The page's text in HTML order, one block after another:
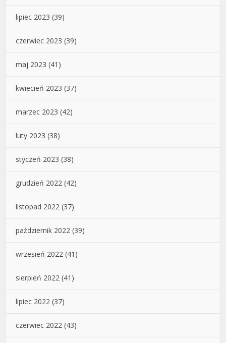
lipiec 2023 (39)
czerwiec 2023 (39)
maj 2023 (41)
kwiecień 2023 (37)
marzec 2023 (42)
luty 2023 (38)
styczeń 2023 (38)
grudzień 2022 (42)
listopad 2022 (37)
październik 2022 (39)
wrzesień 2022 (41)
sierpień 2022 (41)
lipiec 2022 (37)
czerwiec 2022 (43)